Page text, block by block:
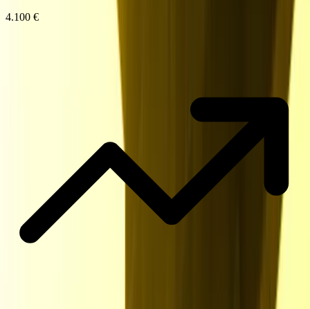
Transparent sehen, was marktüblich ist
4.100 €